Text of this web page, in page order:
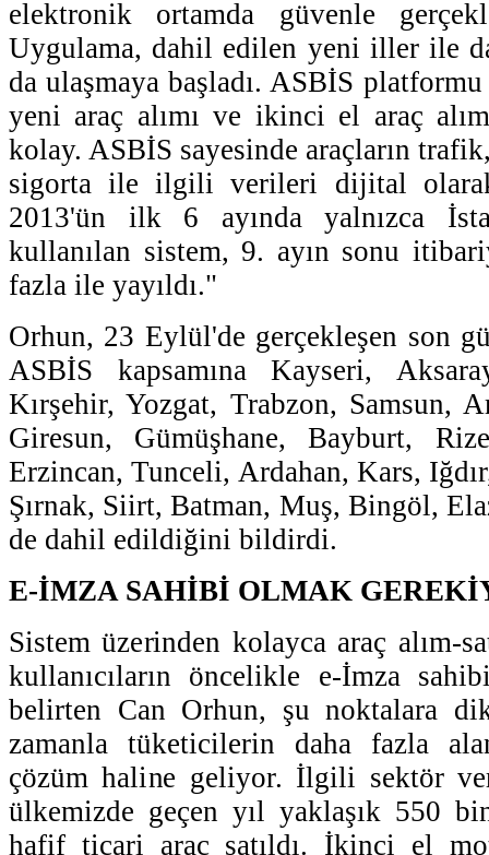
elektronik ortamda güvenle
Uygulama, dahil edilen yeni iller ile
da ulaşmaya başladı. ASBİS
yeni araç alımı ve ikinci el araç
kolay. ASBİS sayesinde araçların
sigorta ile ilgili verileri dijital olarak
2013'ün ilk 6 ayında yalnızca
kullanılan sistem, 9. ayın sonu
fazla ile yayıldı."
Orhun, 23 Eylül'de gerçekleşen son
ASBİS kapsamına Kayseri,
Kırşehir, Yozgat, Trabzon, Samsun,
Giresun, Gümüşhane, Bayburt,
Erzincan, Tunceli, Ardahan, Kars,
Şırnak, Siirt, Batman, Muş, Bingöl,
de dahil edildiğini bildirdi.
E-İMZA SAHİBİ OLMAK
Sistem üzerinden kolayca araç alım-
kullanıcıların öncelikle e-İmza
belirten Can Orhun, şu noktalara
zamanla tüketicilerin daha fazla
çözüm haline geliyor. İlgili sektör
ülkemizde geçen yıl yaklaşık 550
hafif ticari araç satıldı. İkinci el